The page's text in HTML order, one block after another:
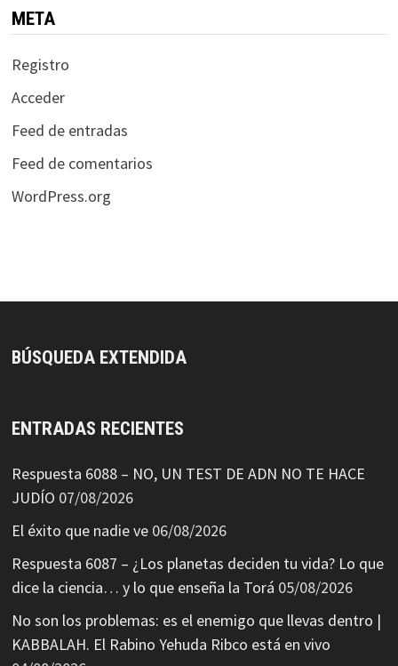
META
Registro
Acceder
Feed de entradas
Feed de comentarios
WordPress.org
BÚSQUEDA EXTENDIDA
ENTRADAS RECIENTES
Respuesta 6088 – NO, UN TEST DE ADN NO TE HACE
JUDÍO 07/08/2026
El éxito que nadie ve 06/08/2026
Respuesta 6087 – ¿Los planetas deciden tu vida? Lo que
dice la ciencia… y lo que enseña la Torá 05/08/2026
No son los problemas: es el enemigo que llevas dentro |
KABBALAH. El Rabino Yehuda Ribco está en vivo